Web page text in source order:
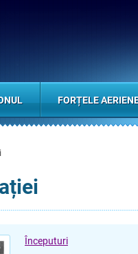
Începuturi
FORȚELE